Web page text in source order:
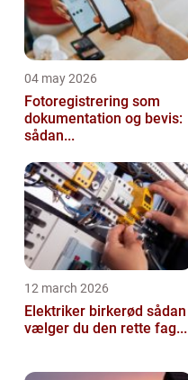
04 may 2026
Fotoregistrering som
dokumentation og bevis:
sådan...
12 march 2026
Elektriker birkerød sådan
vælger du den rette fag...